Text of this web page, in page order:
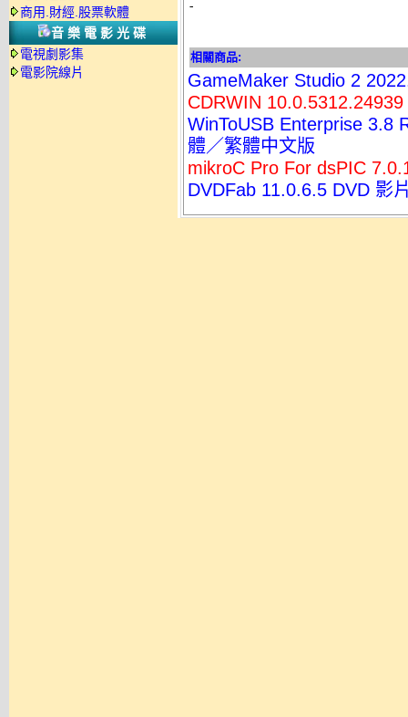
商用.財經.股票軟體
音樂電影光碟
電視劇影集
電影院線片
-
相關商品:
GameMaker Studio 2
CDRWIN
WinToUSB Enterprise 3.8
體／繁體中文版
mikroC Pro For dsPIC
DVDFab 11.0.6.5 DVD 影